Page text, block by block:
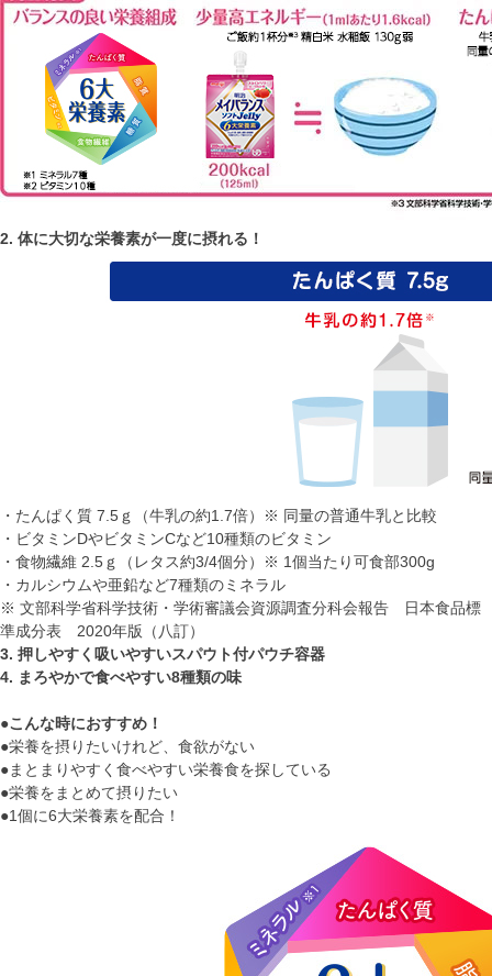
2. 体に大切な栄養素が一度に摂れる！
・たんぱく質 7.5ｇ（牛乳の約1.7倍）※ 同量の普通牛乳と比較
・ビタミンDやビタミンCなど10種類のビタミン
・食物繊維 2.5ｇ（レタス約3/4個分）※ 1個当たり可食部300g
・カルシウムや亜鉛など7種類のミネラル
※ 文部科学省科学技術・学術審議会資源調査分科会報告 日本食品標
準成分表 2020年版（八訂）
3. 押しやすく吸いやすいスパウト付パウチ容器
4. まろやかで食べやすい8種類の味
●こんな時におすすめ！
●栄養を摂りたいけれど、食欲がない
●まとまりやすく食べやすい栄養食を探している
●栄養をまとめて摂りたい
●1個に6大栄養素を配合！